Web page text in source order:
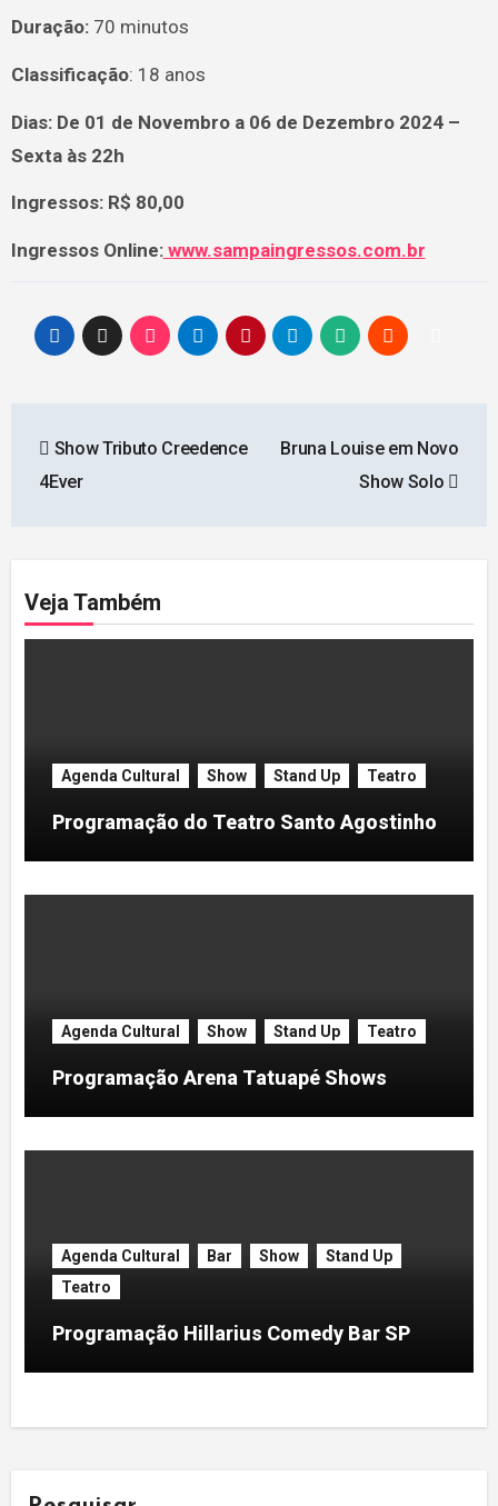
Duração:70 minutos
Classificação: 18 anos
Dias: De 01 de Novembro a 06 de Dezembro 2024 –
Sexta às 22h
Ingressos: R$ 80,00
Ingressos Online:www.sampaingressos.com.br
de Show Tributo Creedence
4Ever
Bruna Louise em Novo
Show Solo
Veja Também
Agenda Cultural Show Stand Up Teatro
Programação do Teatro Santo Agostinho
Agenda Cultural Show Stand Up Teatro
Programação Arena Tatuapé Shows
Agenda Cultural Bar Show
Stand Up
Teatro
Programação Hillarius Comedy Bar SP